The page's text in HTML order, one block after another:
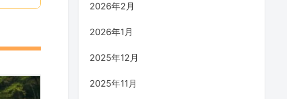
2026年2月
2026年1月
2025年12月
2025年11月